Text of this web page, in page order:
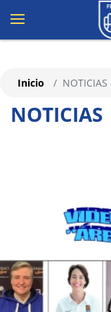
NOTICIAS
Inicio NOTICIAS